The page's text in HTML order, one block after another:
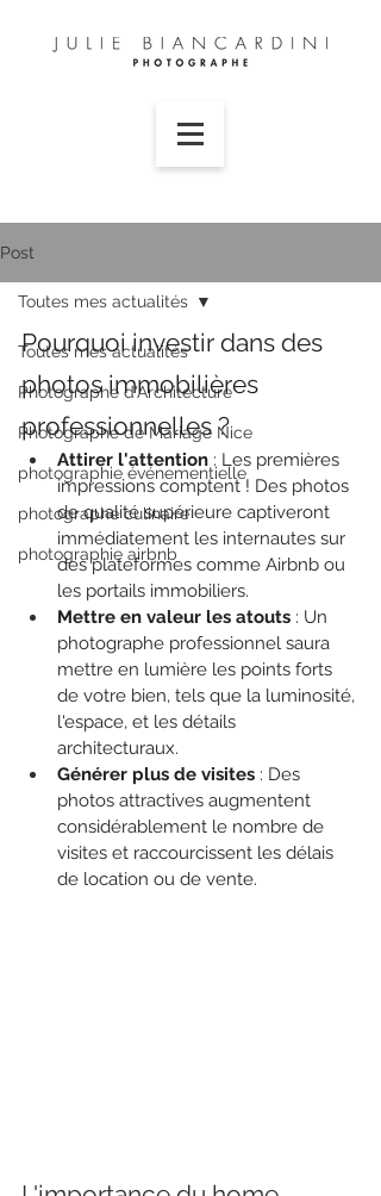
Post
Toutes mes actualités
Photographe d'Architecture
Photographe de Mariage Nice
photographie événementielle
photographe culinaire
photographie airbnb
Toutes mes actualités
Pourquoi investir dans des
photos immobilières
professionnelles ?
Attirer l'attention : Les premières
impressions comptent ! Des photos
de qualité supérieure captiveront
immédiatement les internautes sur
des plateformes comme Airbnb ou
les portails immobiliers.
Mettre en valeur les atouts : Un
photographe professionnel saura
mettre en lumière les points forts
de votre bien, tels que la luminosité,
l'espace, et les détails
architecturaux.
Générer plus de visites : Des
photos attractives augmentent
considérablement le nombre de
visites et raccourcissent les délais
de location ou de vente.